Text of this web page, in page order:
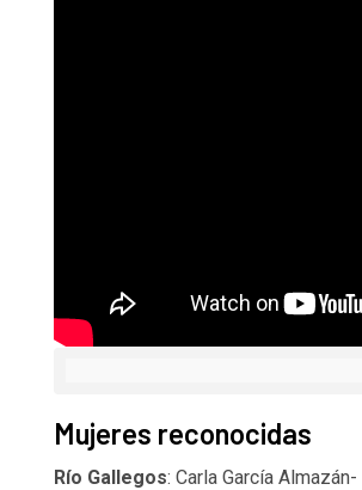
Mujeres reconocidas
Río Gallegos: Carla García